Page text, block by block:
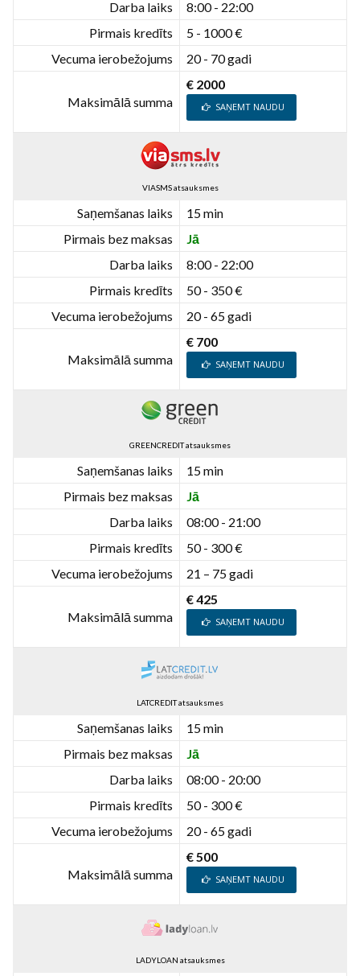
Darba laiks
8:00 - 22:00
Pirmais kredīts
5 - 1000 €
Vecuma ierobežojums
20 - 70 gadi
Maksimālā summa
€ 2000
SAŅEMT NAUDU
VIASMS atsauksmes
Saņemšanas laiks
15 min
Pirmais bez maksas
Jā
Darba laiks
8:00 - 22:00
Pirmais kredīts
50 - 350 €
Vecuma ierobežojums
20 - 65 gadi
Maksimālā summa
€ 700
SAŅEMT NAUDU
GREENCREDIT atsauksmes
Saņemšanas laiks
15 min
Pirmais bez maksas
Jā
Darba laiks
08:00 - 21:00
Pirmais kredīts
50 - 300 €
Vecuma ierobežojums
21 – 75 gadi
Maksimālā summa
€ 425
SAŅEMT NAUDU
LATCREDIT atsauksmes
Saņemšanas laiks
15 min
Pirmais bez maksas
Jā
Darba laiks
08:00 - 20:00
Pirmais kredīts
50 - 300 €
Vecuma ierobežojums
20 - 65 gadi
Maksimālā summa
€ 500
SAŅEMT NAUDU
LADYLOAN atsauksmes